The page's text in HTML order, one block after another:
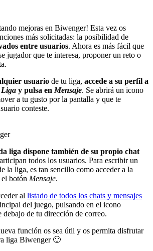
mejoras en Biwenger! Esta vez os
más solicitadas: la posibilidad de
entre usuarios. Ahora es más fácil que
jugador que te interesa, proponer un reto o
usuario de tu liga, accede a su perfil a
Liga y pulsa enMensaje. Se abrirá un icono
a tu gusto por la pantalla y que te
conteste.
liga dispone también de su propio chat
todos los usuarios. Para escribir un
la liga, es tan sencillo como acceder a la
botón Mensaje.
al listado de todos los chats y mensajes
del juego, pulsando en el icono
debajo de tu dirección de correo.
función os sea útil y os permita disfrutar
liga Biwenger 🙂